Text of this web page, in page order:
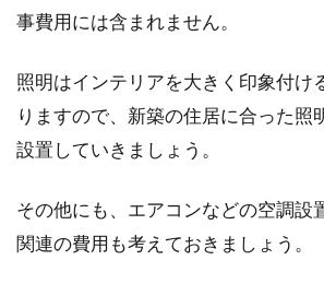
策（天井）を考
アパートの天井からド
聞こえてきて、自宅な
事費用には含まれません。
照明はインテリアを大きく印象付け
りますので、新築の住居に合った照
設置していきましょう。
その他にも、エアコンなどの空調設
関連の費用も考えておきましょう。